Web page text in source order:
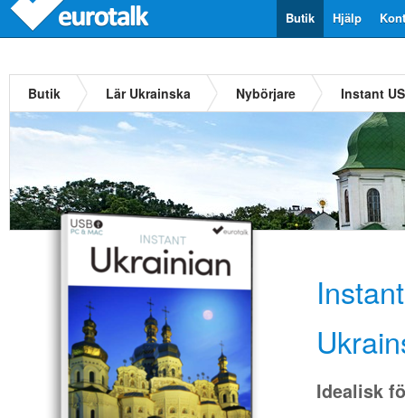
Hjälp
Butik
Butik Lär Ukrainska Nybörjare Instant
Idealisk